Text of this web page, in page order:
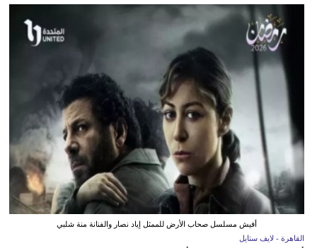
أفيش مسلسل صحاب الأرض للممثل إياد نصار والفنانة منة شلبي
القاهرة - لايف ستايل